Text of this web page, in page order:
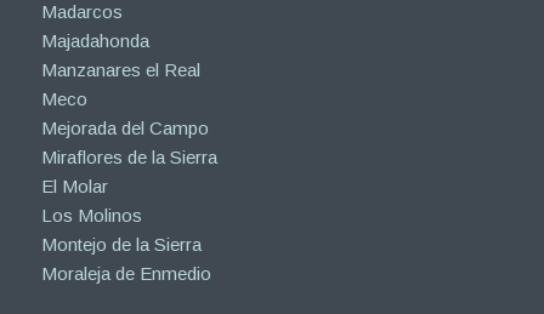
Madarcos
Majadahonda
Manzanares el Real
Meco
Mejorada del Campo
Miraflores de la Sierra
El Molar
Los Molinos
Montejo de la Sierra
Moraleja de Enmedio